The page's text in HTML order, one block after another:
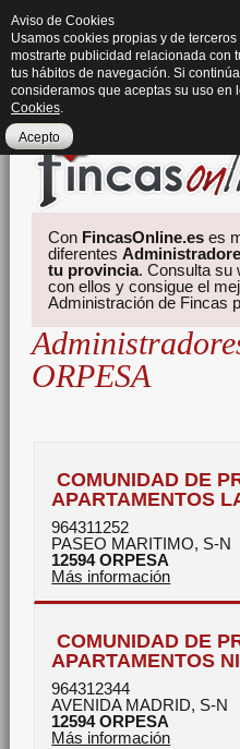
Con FincasOnline.es es
diferentes
tu provincia. Consulta su
con ellos y consigue el
Administración de Fincas
ORPESA
COMUNIDAD DE
APARTAMENTOS
964311252
PASEO MARITIMO, S-N
12594 ORPESA
Más información
COMUNIDAD DE
APARTAMENTOS
964312344
AVENIDA MADRID, S-N
12594 ORPESA
Más información
Aviso de Cookies
Usamos cookies propias y de
mostrarte publicidad relacionada con
tus hábitos de navegación. Si
consideramos que aceptas su uso en
Cookies.
Acepto